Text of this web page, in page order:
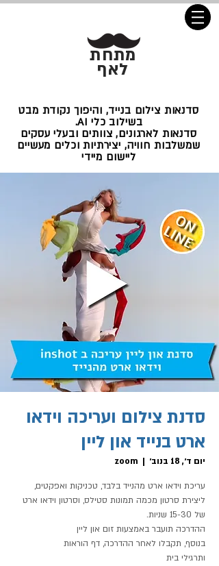
מתחת
לאף
סדנאות צילום בנייד, והיפוך נקודת מבט
בשילוב כלי AI.
סדנאות לארגונים, צוותים ובעלי עסקים
שמשלבות חוויה, יצירתיות וכלים מעשיים
ליישום מיידי
סדנת צילום ועריכה וידאו
ארט בנייד און ליין
יום ד׳, 18 בנוב׳
  |
zoom
עריכת וידאו ארט מהנייד בלבד, טכניקות ואפקטים,
ליצירת סרטון מכמה תמונות סטילס, וסרטון וידאו ארט